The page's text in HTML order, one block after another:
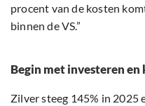
procent van de kosten
binnen de VS.”
Begin met investeren
Zilver steeg 145% in 2025